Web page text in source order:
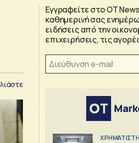
Εγγραφείτε στο OT
καθημερινή σας
ειδήσεις από την
επιχειρήσεις, τις